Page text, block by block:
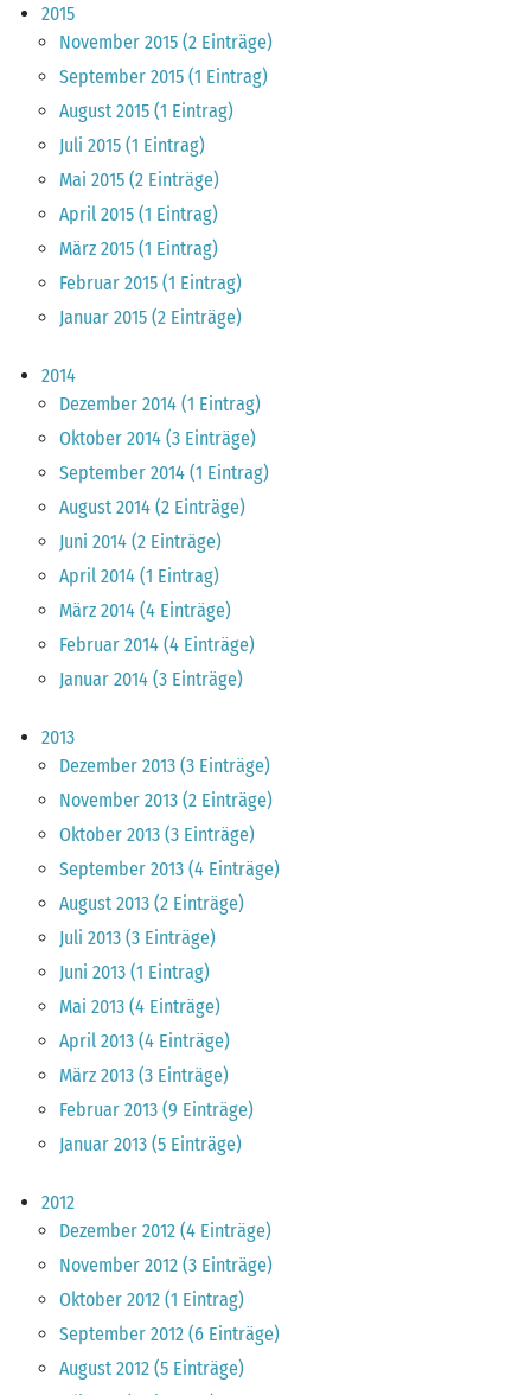
2015
November 2015 (2 Einträge)
September 2015 (1 Eintrag)
August 2015 (1 Eintrag)
Juli 2015 (1 Eintrag)
Mai 2015 (2 Einträge)
April 2015 (1 Eintrag)
März 2015 (1 Eintrag)
Februar 2015 (1 Eintrag)
Januar 2015 (2 Einträge)
2014
Dezember 2014 (1 Eintrag)
Oktober 2014 (3 Einträge)
September 2014 (1 Eintrag)
August 2014 (2 Einträge)
Juni 2014 (2 Einträge)
April 2014 (1 Eintrag)
März 2014 (4 Einträge)
Februar 2014 (4 Einträge)
Januar 2014 (3 Einträge)
2013
Dezember 2013 (3 Einträge)
November 2013 (2 Einträge)
Oktober 2013 (3 Einträge)
September 2013 (4 Einträge)
August 2013 (2 Einträge)
Juli 2013 (3 Einträge)
Juni 2013 (1 Eintrag)
Mai 2013 (4 Einträge)
April 2013 (4 Einträge)
März 2013 (3 Einträge)
Februar 2013 (9 Einträge)
Januar 2013 (5 Einträge)
2012
Dezember 2012 (4 Einträge)
November 2012 (3 Einträge)
Oktober 2012 (1 Eintrag)
September 2012 (6 Einträge)
August 2012 (5 Einträge)